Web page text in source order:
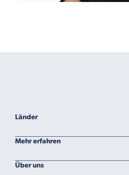
Länder
Mehr erfahren
Über uns